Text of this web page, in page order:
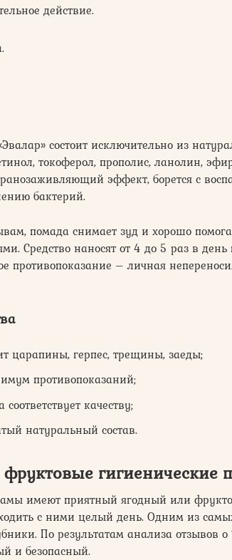
действие.
состоит исключительно из
токоферол, прополис, ланолин,
эффект, борется с
бактерий.
помада снимает зуд и хорошо
Средство наносят от 4 до 5 раз в
противопоказание – личная
царапины, герпес, трещины, заеды;
противопоказаний;
соответствует качеству;
натуральный состав.
гигиенические
имеют приятный ягодный или
с ними целый день. Одним из
По результатам анализа отзывов
и безопасный.